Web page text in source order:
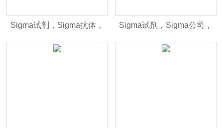
Sigma试剂，Sigma抗体，
Sigma正品行货
Sigma试剂，Sigma公司，
Sigma代理